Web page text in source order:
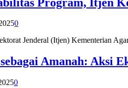
0
Jenderal (Itjen) Kementerian
Amanah: Aksi
0